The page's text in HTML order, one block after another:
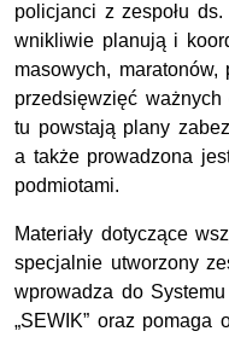
policjanci z zespołu
wnikliwie planują i
masowych,
przedsięwzięć ważnych
tu powstają plany
a także prowadzona
podmiotami.
Materiały dotyczące
specjalnie utworzony
wprowadza do
„SEWIK” oraz pomaga